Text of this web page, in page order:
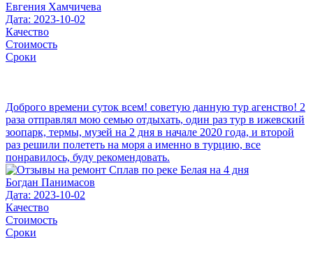
Евгения Хамчичева
Дата: 2023-10-02
Качество
Стоимость
Сроки
Доброго времени суток всем! советую данную тур агенство! 2
раза отправлял мою семью отдыхать, один раз тур в ижевский
зоопарк, термы, музей на 2 дня в начале 2020 года, и второй
раз решили полететь на моря а именно в турцию, все
понравилось, буду рекомендовать.
Богдан Панимасов
Дата: 2023-10-02
Качество
Стоимость
Сроки